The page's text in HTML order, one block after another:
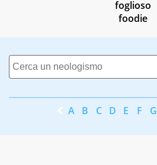
foglioso
foodie
A B C D E F G